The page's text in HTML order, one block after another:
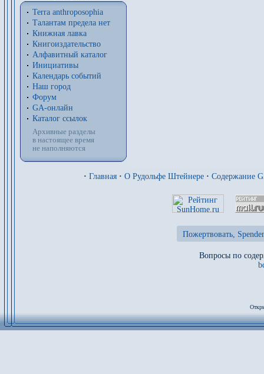
Terra anthroposophia
Талантам предела нет
Книжная лавка
Книгоиздательство
Алфавитный каталог
Инициативы
Календарь событий
Наш город
Форум
GA-онлайн
Каталог ссылок
Архивные разделы
в настоящее время
не наполняются
· Главная · О Рудольфе Штейнере · Содержание
Пожертвовать,
Вопросы по